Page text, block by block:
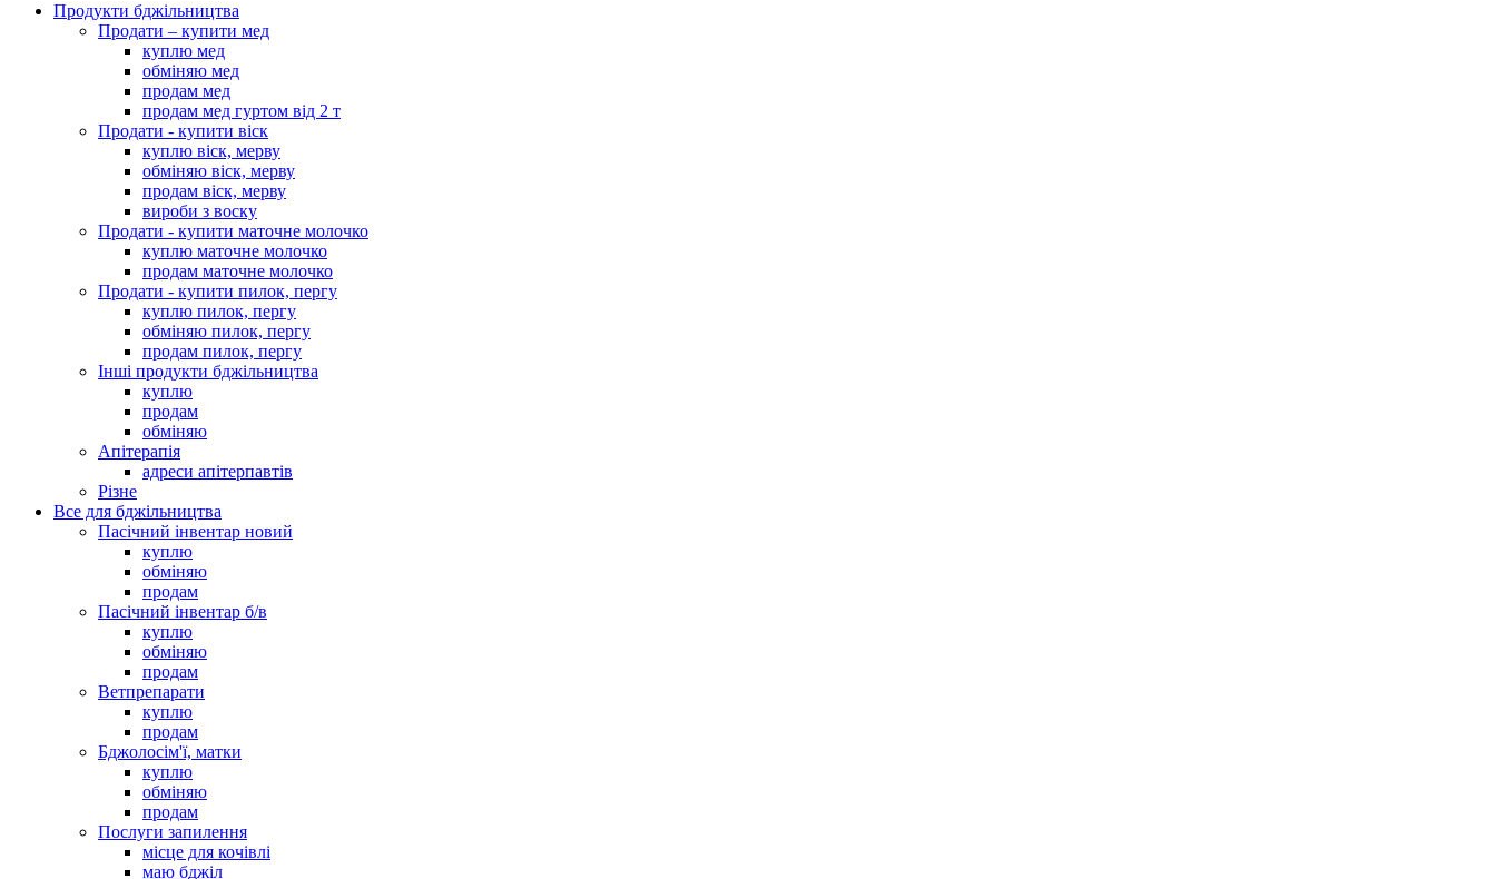
Продукти бджільництва
Продати – купити мед
куплю мед
обміняю мед
продам мед
продам мед гуртом від 2 т
Продати - купити віск
куплю віск, мерву
обміняю віск, мерву
продам віск, мерву
вироби з воску
Продати - купити маточне молочко
куплю маточне молочко
продам маточне молочко
Продати - купити пилок, пергу
куплю пилок, пергу
обміняю пилок, пергу
продам пилок, пергу
Інші продукти бджільництва
куплю
продам
обміняю
Апітерапія
адреси апітерпавтів
Різне
Все для бджільництва
Пасічний інвентар новий
куплю
обміняю
продам
Пасічний інвентар б/в
куплю
обміняю
продам
Ветпрепарати
куплю
продам
Бджолосім'ї, матки
куплю
обміняю
продам
Послуги запилення
місце для кочівлі
маю бджіл